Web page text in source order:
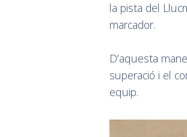
la pista del
marcador.
D’aquesta
superació i el
equip.